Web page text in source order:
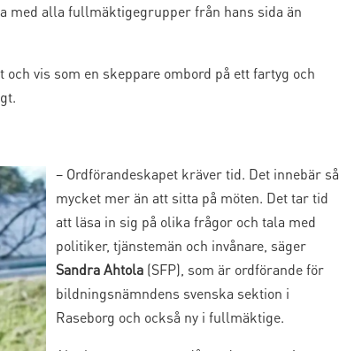
med alla fullmäktigegrupper från hans sida än
vis som en skeppare ombord på ett fartyg och
– Ordförandeskapet kräver tid. Det innebär så
mycket mer än att sitta på möten. Det tar tid
att läsa in sig på olika frågor och tala med
politiker, tjänstemän och invånare, säger
Sandra Ahtola (SFP), som är ordförande för
bildningsnämndens svenska sektion i
Raseborg och också ny i fullmäktige.